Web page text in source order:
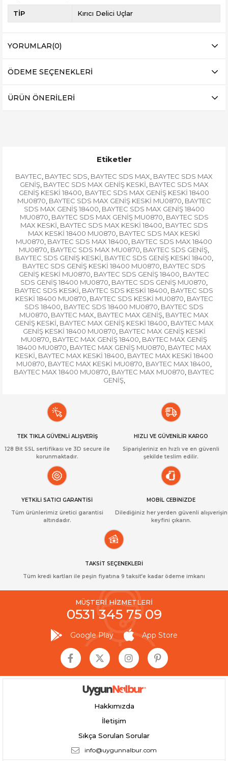
TİP Kırıcı Delici Uçlar
YORUMLAR(0)
ÖDEME SEÇENEKLERI
ÜRÜN ÖNERILERI
Etiketler
BAYTEC BAYTEC SDS BAYTEC SDS MAX BAYTEC SDS MAX
GENİŞ, BAYTEC SDS MAX GENİŞ KESKİ BAYTEC SDS MAX
GENİŞ KESKİ 18400 BAYTEC SDS MAX GENİŞ KESKİ 18400
MU0870 BAYTEC SDS MAX GENİŞ KESKİ MU0870 BAYTEC
SDS MAX GENİŞ 18400 BAYTEC SDS MAX GENİŞ 18400
MU0870 BAYTEC SDS MAX GENİŞ MU0870 BAYTEC SDS
MAX KESKİ BAYTEC SDS MAX KESKİ 18400 BAYTEC SDS
MAX KESKİ 18400 MU0870 BAYTEC SDS MAX KESKİ
MU0870 BAYTEC SDS MAX 18400 BAYTEC SDS MAX 18400
MU0870 BAYTEC SDS MAX MU0870 BAYTEC SDS GENİŞ
BAYTEC SDS GENİŞ KESKİ BAYTEC SDS GENİŞ KESKİ 18400
BAYTEC SDS GENİŞ KESKİ 18400 MU0870 BAYTEC SDS
GENİŞ KESKİ MU0870 BAYTEC SDS GENİŞ 18400 BAYTEC
SDS GENİŞ 18400 MU0870 BAYTEC SDS GENİŞ MU0870
BAYTEC SDS KESKİ BAYTEC SDS KESKİ 18400 BAYTEC SDS
KESKİ 18400 MU0870 BAYTEC SDS KESKİ MU0870 BAYTEC
SDS 18400 BAYTEC SDS 18400 MU0870 BAYTEC SDS
MU0870 BAYTEC MAX BAYTEC MAX GENİŞ BAYTEC MAX
GENİŞ KESKİ BAYTEC MAX GENİŞ KESKİ 18400 BAYTEC MAX
GENİŞ KESKİ 18400 MU0870 BAYTEC MAX GENİŞ KESKİ
MU0870 BAYTEC MAX GENİŞ 18400 BAYTEC MAX GENİŞ
18400 MU0870 BAYTEC MAX GENİŞ MU0870 BAYTEC MAX
KESKİ BAYTEC MAX KESKİ 18400 BAYTEC MAX KESKİ 18400
MU0870 BAYTEC MAX KESKİ MU0870 BAYTEC MAX 18400
BAYTEC MAX 18400 MU0870 BAYTEC MAX MU0870 BAYTEC
GENİŞ,
TEK TIKLA GÜVENLİ ALIŞVERİŞ
128 Bit SSL sertifikası ve 3D secure ile
korunmaktadır.
HIZLI VE GÜVENİLİR KARGO
Siparişleriniz en hızlı ve en güvenli
şekilde teslim edilir.
YETKİLİ SATICI GARANTİSİ
Tüm ürünlerimiz üretici garantisi
altındadır.
MOBİL CEBİNİZDE
Dilediğiniz her yerden güvenli alışverişin
keyfini çıkarın.
TAKSİT SEÇENEKLERİ
Tüm kredi kartları ile peşin fiyatına 9 taksit’e kadar ödeme imkanı
MÜŞTERİ HİZMETLERİ
0531 345 75 09
Google Play App Store
Hakkımızda
İletişim
Sıkça Sorulan Sorular
info@uygunnalbur.com